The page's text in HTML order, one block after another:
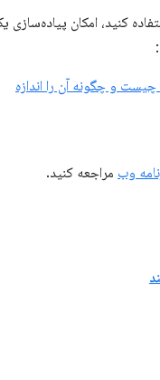
کنید، امکان پیاده‌سازی
و چگونه آن را اندازه
مراجعه کنید.